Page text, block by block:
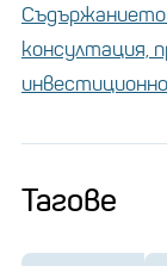
като желязо
контрол на
Съдържанието
консултация,
Тагове